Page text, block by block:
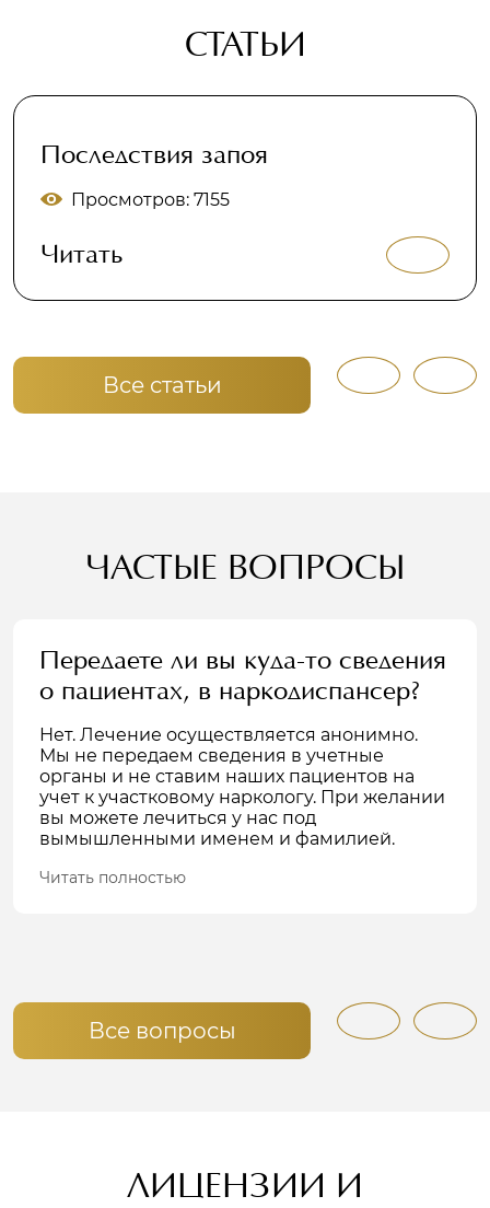
СТАТЬИ
Последствия запоя
Просмотров: 7155
Читать
Все статьи
ЧАСТЫЕ ВОПРОСЫ
Передаете ли вы куда-то сведения
о пациентах, в наркодиспансер?
Нет. Лечение осуществляется анонимно.
Мы не передаем сведения в учетные
органы и не ставим наших пациентов на
учет к участковому наркологу. При желании
вы можете лечиться у нас под
вымышленными именем и фамилией.
Читать полностью
Все вопросы
ЛИЦЕНЗИИ И